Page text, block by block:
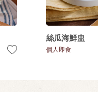
絲瓜海鮮盅
個人即食